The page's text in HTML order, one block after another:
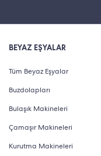
BEYAZ EŞYALAR
Tüm Beyaz Eşyalar
Buzdolapları
Bulaşık Makineleri
Çamaşır Makineleri
Kurutma Makineleri